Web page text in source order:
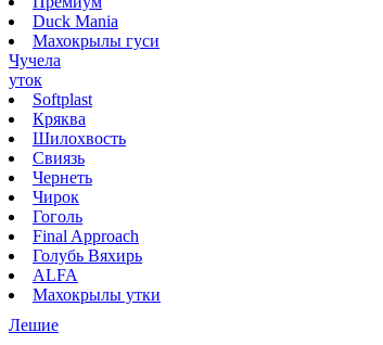
Duck Mania
Махокрылы гуси
Чучела
уток
Softplast
Кряква
Шилохвость
Свиязь
Чернеть
Чирок
Гоголь
Final Approach
Голубь Вяхирь
ALFA
Махокрылы утки
Лешие